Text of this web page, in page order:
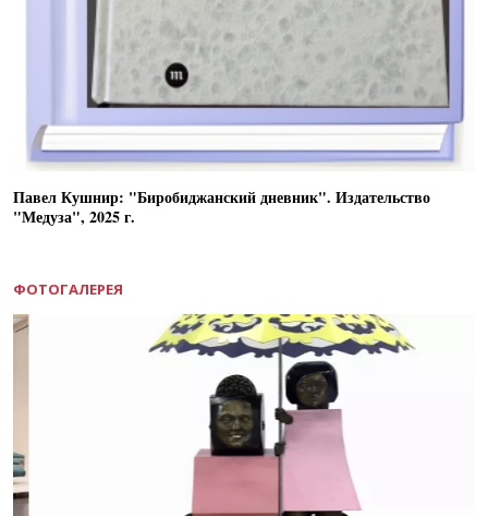
Павел Кушнир: "Биробиджанский дневник". Издательство
"Медуза", 2025 г.
ФОТОГАЛЕРЕЯ